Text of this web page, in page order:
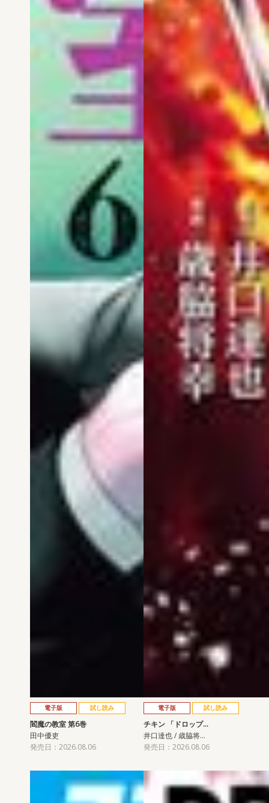
電子版 試し読み
閻魔の教室 第6巻
田中優吏
発売日：2026.08.06
電子版 試し読み
チキン 「ドロップ…
井口達也 / 歳脇将…
発売日：2026.08.06